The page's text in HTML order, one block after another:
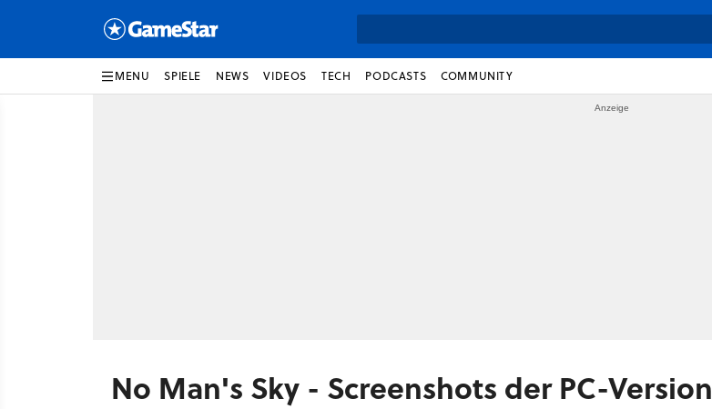
MENU SPIELE NEWS VIDEOS TECH PODCASTS COMMUNITY
No Man's Sky - Screenshots der PC-Version